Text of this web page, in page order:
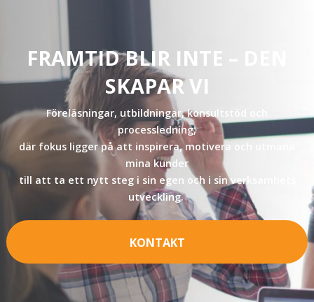
FRAMTID BLIR INTE – DEN
SKAPAR VI
Föreläsningar, utbildningar, konsultstöd och
processledning,
där fokus ligger på att inspirera, motivera och utmana
mina kunder
till att ta ett nytt steg i sin egen och i sin verksamhets
utveckling.